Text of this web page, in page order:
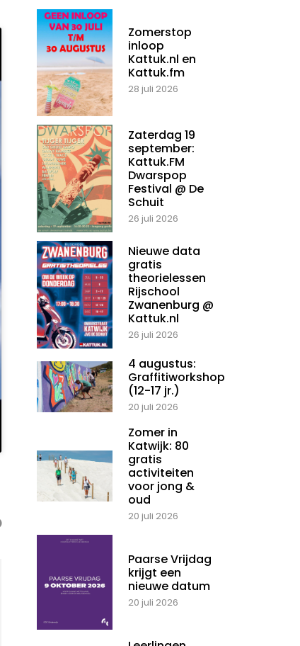
Zomerstop
inloop
Kattuk.nl en
Kattuk.fm
28 juli 2026
Zaterdag 19
september:
Kattuk.FM
Dwarspop
Festival @ De
Schuit
26 juli 2026
Nieuwe data
gratis
theorielessen
Rijschool
Zwanenburg @
Kattuk.nl
26 juli 2026
4 augustus:
Graffitiworkshop
(12-17 jr.)
20 juli 2026
Zomer in
Katwijk: 80
gratis
activiteiten
voor jong &
oud
20 juli 2026
Paarse Vrijdag
krijgt een
nieuwe datum
20 juli 2026